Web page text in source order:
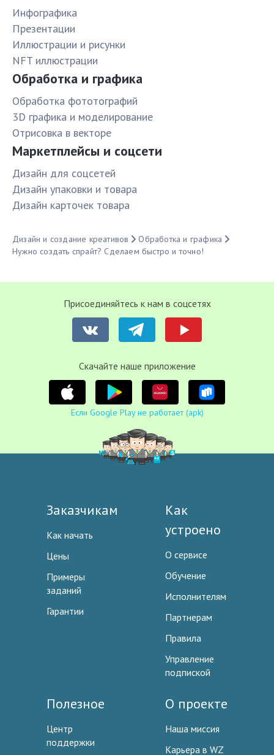
Инфографика
Презентации
Иллюстрации и рисунки
NFT иллюстрации
Обработка и графика
Обработка фототографий
3D графика и моделирование
Отрисовка в векторе
Маркетплейсы и соцсети
Дизайн для соцсетей
Дизайн упаковки и товара
Дизайн карточек товара
Дизайн и создание креативов
Обработка и графика
Нужно создать спрайт? Сделаем быстро и точно!
Присоединяйтесь к нам в соцсетях
Cкачайте наше приложение
Если Google Play не работает (apk)
Заказчикам
Как начать
Цены
Примеры
заданий
Гарантии
Как
устроено
О сервисе
Обучение
Исполнителям
Партнерам
Правила
Управление
подпиской
Полезное
Центр
поддержки
О проекте
Наша миссия
Карьера в WZ